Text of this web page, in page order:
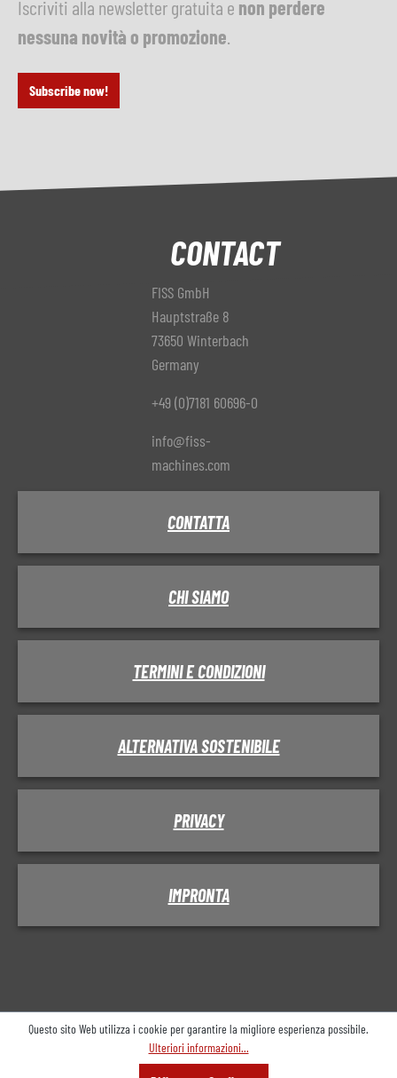
Iscriviti alla newsletter gratuita e non perdere
nessuna novità o promozione
Subscribe now!
CONTACT
FISS GmbH
Hauptstraße 8
73650 Winterbach
Germany
+49 (0)7181 60696-0
info@fiss-
machines.com
CONTATTA
CHI SIAMO
TERMINI E CONDIZIONI
ALTERNATIVA SOSTENIBILE
PRIVACY
IMPRONTA
Questo sito Web utilizza i cookie per garantire la migliore esperienza possibile.
Ulteriori informazioni...